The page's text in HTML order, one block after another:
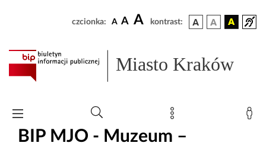
czcionka: A A A kontrast:
Miasto Kraków
BIP MJO - Muzeum –